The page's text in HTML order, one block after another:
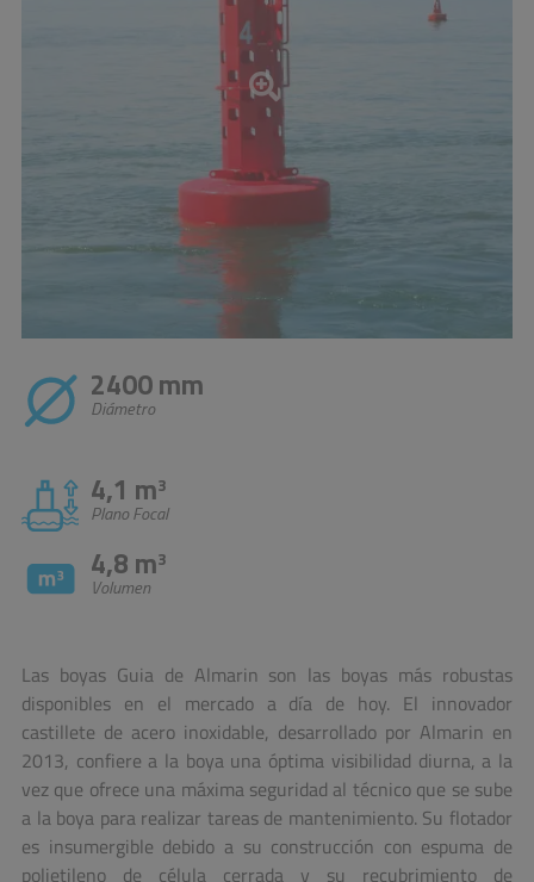
2400 mm
Diámetro
4,1 m3
Plano Focal
4,8 m3
Volumen
Las boyas Guia de Almarin son las boyas más robustas
disponibles en el mercado a día de hoy. El innovador
castillete de acero inoxidable, desarrollado por Almarin en
2013, confiere a la boya una óptima visibilidad diurna, a la
vez que ofrece una máxima seguridad al técnico que se sube
a la boya para realizar tareas de mantenimiento. Su flotador
es insumergible debido a su construcción con espuma de
polietileno de célula cerrada y su recubrimiento de